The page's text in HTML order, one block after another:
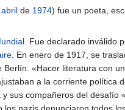
de 1974) fue un poeta,
. Fue declarado inválido
. En enero de 1917, se
«Hacer literatura con
a la corriente política
sus compañeros del desafío
nazis denunciaron todos